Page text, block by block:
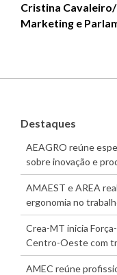
Cristina
Marketing e
Destaques
AEAGRO reúne
sobre inovação e
AMAEST e AREA
ergonomia no
Crea-MT inicia
Centro-Oeste com
AMEC reúne